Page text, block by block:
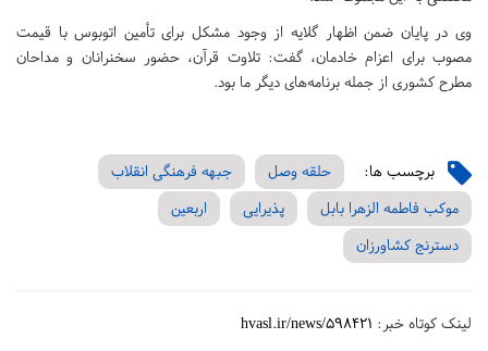
وی در پایان ضمن اظهار گلایه‌ از وجود مشکل برای تأمین اتوبوس با قیمت
مصوب برای اعزام خادمان، گفت: تلاوت قرآن، حضور سخنرانان و مداحان
مطرح کشوری از جمله برنامه‌های دیگر ما بود.
برچسب ها: حلقه وصل
جبهه فرهنگی انقلاب
موکب فاطمه الزهرا بابل
پذیرایی
اربعین
دسترنج کشاورزان
لینک کوتاه خبر: hvasl.ir/news/598421